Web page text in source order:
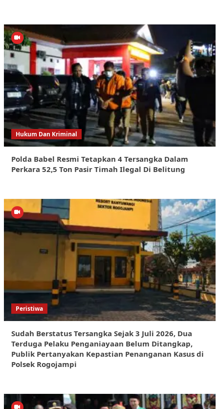
Hukum Dan Kriminal
Polda Babel Resmi Tetapkan 4 Tersangka Dalam
Perkara 52,5 Ton Pasir Timah Ilegal Di Belitung
Peristiwa
Sudah Berstatus Tersangka Sejak 3 Juli 2026, Dua
Terduga Pelaku Penganiayaan Belum Ditangkap,
Publik Pertanyakan Kepastian Penanganan Kasus di
Polsek Rogojampi